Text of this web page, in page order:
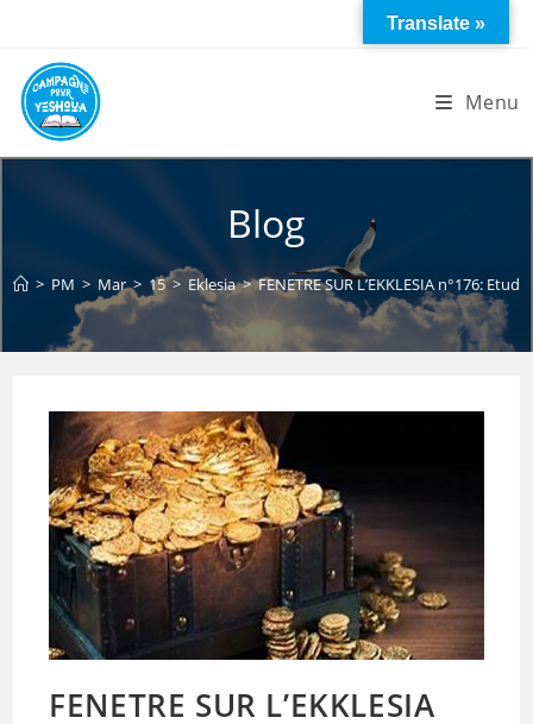
content
Menu
Blog
> PM > Mar > 15 > Eklesia > FENETRE SUR L’EKKLESIA n°176:
FENETRE SUR L’EKKLESIA
Translate »